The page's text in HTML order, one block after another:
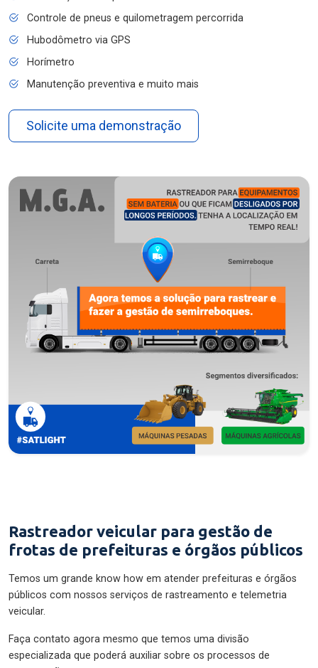
Controle de pneus e quilometragem percorrida
Hubodômetro via GPS
Horímetro
Manutenção preventiva e muito mais
Solicite uma demonstração
Rastreador veicular para gestão de
frotas de prefeituras e órgãos públicos
Temos um grande know how em atender prefeituras e órgãos
públicos com nossos serviços de rastreamento e telemetria
veicular.
Faça contato agora mesmo que temos uma divisão
especializada que poderá auxiliar sobre os processos de